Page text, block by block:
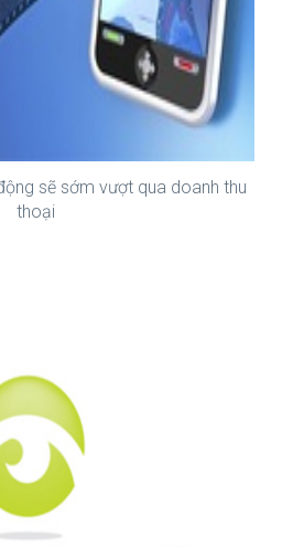
sẽ sớm vượt qua doanh thu
thoại